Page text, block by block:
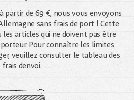
partir de 69 €, nous vous envoyons
sans frais de port ! Cette
articles qui ne doivent pas être
Pour connaître les limites
veuillez consulter le tableau des
frais denvoi.